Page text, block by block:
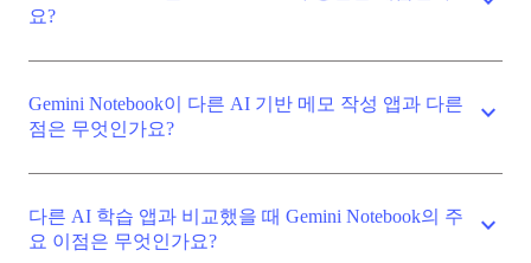
요?
Gemini Notebook이 다른 AI 기반 메모 작성 앱과 다른
점은 무엇인가요?
expand_more
다른 AI 학습 앱과 비교했을 때 Gemini Notebook의 주
요 이점은 무엇인가요?
expand_more